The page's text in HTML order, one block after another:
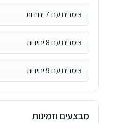
צימרים עם 7 יחידות
צימרים עם 8 יחידות
צימרים עם 9 יחידות
מבצעים וזמינות